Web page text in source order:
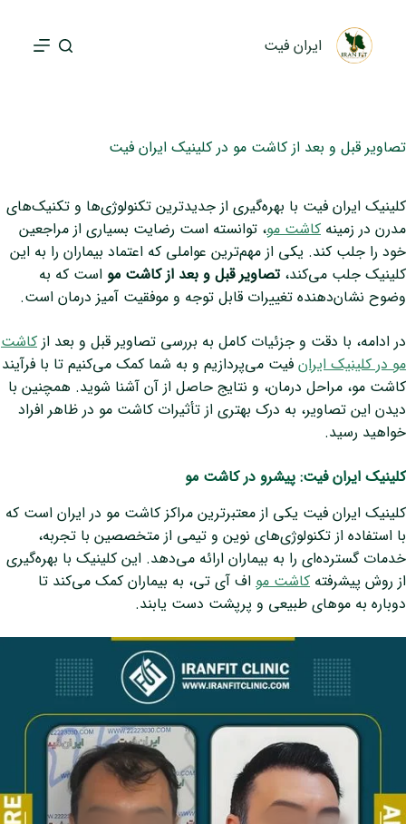
و
ایران فیت
تصاویر قبل و بعد از کاشت مو در کلینیک ایران فیت
کلینیک ایران فیت با بهره‌گیری از جدیدترین تکنولوژی‌ها و تکنیک‌های
مدرن در زمینه کاشت مو، توانسته است رضایت بسیاری از مراجعین
خود را جلب کند. یکی از مهم‌ترین عواملی که اعتماد بیماران را به این
کلینیک جلب می‌کند،تصاویر قبل و بعد از کاشت مو است که به
وضوح نشان‌دهنده تغییرات قابل توجه و موفقیت‌ آمیز درمان است.
در ادامه، با دقت و جزئیات کامل به بررسی تصاویر قبل و بعد از کاشت
مو در کلینیک ایران فیت می‌پردازیم و به شما کمک می‌کنیم تا با فرآیند
کاشت مو، مراحل درمان، و نتایج حاصل از آن آشنا شوید. همچنین با
دیدن این تصاویر، به درک بهتری از تأثیرات کاشت مو در ظاهر افراد
خواهید رسید.
کلینیک ایران فیت: پیشرو در کاشت مو
کلینیک ایران فیت یکی از معتبرترین مراکز کاشت مو در ایران است که
با استفاده از تکنولوژی‌های نوین و تیمی از متخصصین با تجربه،
خدمات گسترده‌ای را به بیماران ارائه می‌دهد. این کلینیک با بهره‌گیری
از روش‌ پیشرفته کاشت مو اف آی تی، به بیماران کمک می‌کند تا
دوباره به موهای طبیعی و پرپشت دست یابند.